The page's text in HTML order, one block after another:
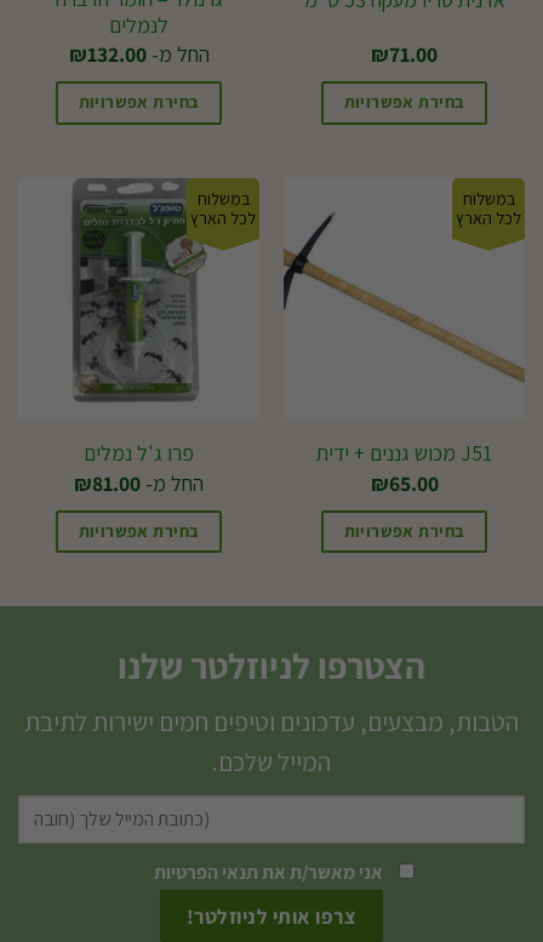
₪71.00
בחירת אפשרויות
ניתן
בעמוד
המוצר
לנמלים
החל מ-
₪132.00
בחירת אפשרויות
זה
יש
מספר
סוגים.
ניתן
לבחור
את
האפשרויות
בעמוד
המוצר
במשלוח
לכל הארץ
J51 מכוש גננים + ידית
₪65.00
בחירת אפשרויות
במשלוח
לכל הארץ
פרו ג'ל נמלים
החל מ-
₪81.00
בחירת אפשרויות
זה
מספר
ניתן
את
האפשרויות
הצטרפו לניוזלטר שלנו
הטבות, מבצעים, עדכונים וטיפים חמים ישירות לתיבת
המייל שלכם.
אני מאשר/ת אתתנאי הפרטיות